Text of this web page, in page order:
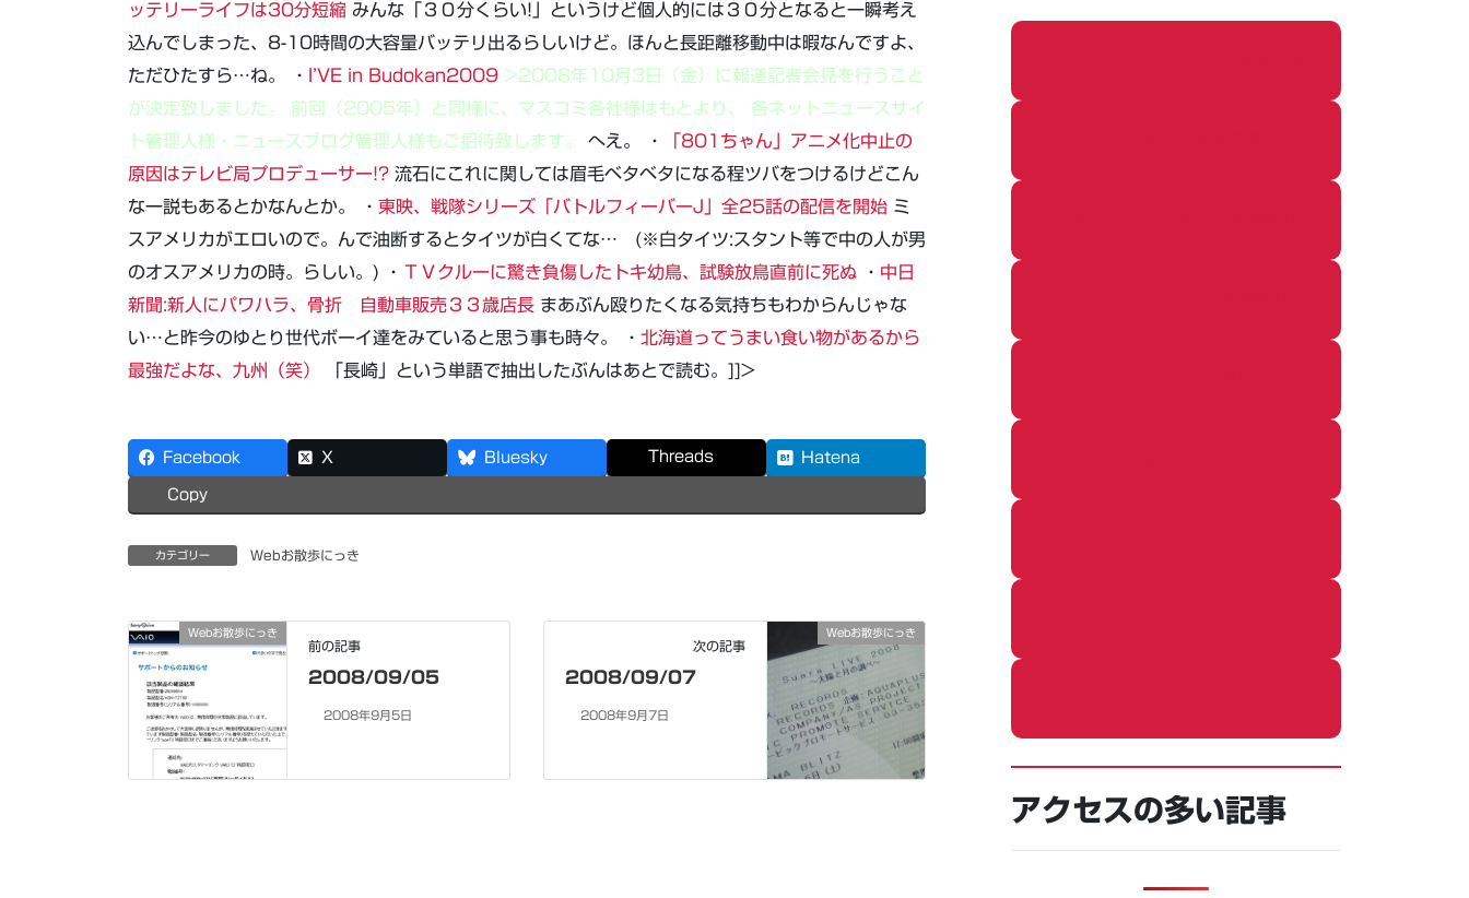
ッテリーライフは30分短縮 みんな「３０分くらい!」というけど個人的には３０分となると一瞬考え
込んでしまった、8-10時間の大容量バッテリ出るらしいけど。ほんと長距離移動中は暇なんですよ、
ただひたすら…ね。 ・
I’VE in Budokan2009 >2008年10月3日（金）に報道記者会見を行うこと
が決定致しました。 前回（2005年）と同様に、マスコミ各社様はもとより、 各ネットニュースサイ
ト管理人様・ニュースブログ管理人様もご招待致します。
へえ。 ・
「801ちゃん」アニメ化中止の
原因はテレビ局プロデューサー!? 流石にこれに関しては眉毛ベタベタになる程ツバをつけるけどこん
な一説もあるとかなんとか。 ・ 東映、戦隊シリーズ「バトルフィーバーJ」全25話の配信を開始 ミ
スアメリカがエロいので。んで油断するとタイツが白くてな… (※白タイツ:スタント等で中の人が男
のオスアメリカの時。らしい。) ・ ＴＶクルーに驚き負傷したトキ幼鳥、試験放鳥直前に死ぬ ・ 中日
新聞:新人にパワハラ、骨折 自動車販売３３歳店長 まあぶん殴りたくなる気持ちもわからんじゃな
い…と昨今のゆとり世代ボーイ達をみていると思う事も時々。 ・ 北海道ってうまい食い物があるから
最強だよな、九州（笑）
「長崎」という単語で抽出したぶんはあとで読む。]]>
Facebook X Bluesky Threads Hatena
Copy
カテゴリー Webお散歩にっき
Webお散歩にっき
前の記事
2008/09/05
2008年9月5日
Webお散歩にっき
次の記事
2008/09/07
2008年9月7日
アクセスの多い記事